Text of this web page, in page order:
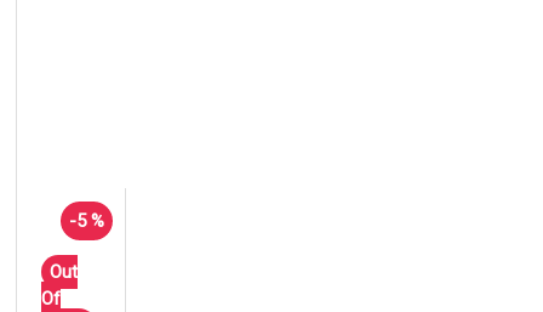
-5 %
Out
Of